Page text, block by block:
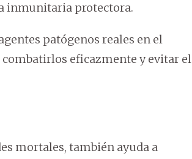
inmunitaria protectora.
patógenos reales en el
eficazmente y evitar el
mortales, también ayuda a